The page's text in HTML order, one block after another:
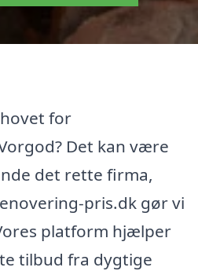
for
Det kan være
det rette firma,
pris.dk gør vi
platform hjælper
tilbud fra dygtige